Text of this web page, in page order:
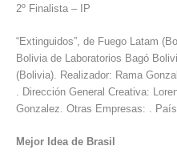
2º Finalista – IP
“Extinguidos”, de Fuego Latam
Bolivia de Laboratorios Bagó
(Bolivia). Realizador: Rama
. Dirección General Creativa:
Gonzalez. Otras Empresas: .
Mejor Idea de Brasil